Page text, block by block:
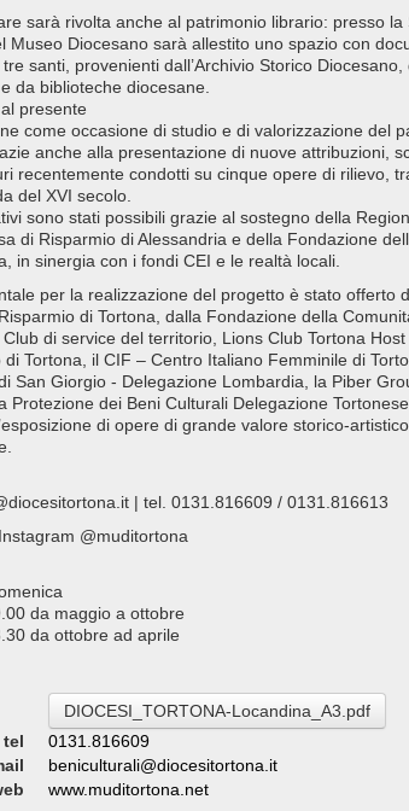
sarà rivolta anche al patrimonio librario: presso la
Museo Diocesano sarà allestito uno spazio con
santi, provenienti dall’Archivio Storico Diocesano,
da biblioteche diocesane.
presente
come occasione di studio e di valorizzazione del
anche alla presentazione di nuove attribuzioni,
recentemente condotti su cinque opere di rilievo,
del XVI secolo.
sono stati possibili grazie al sostegno della
di Risparmio di Alessandria e della Fondazione
in sinergia con i fondi CEI e le realtà locali.
per la realizzazione del progetto è stato offerto
di Tortona, dalla Fondazione della
di service del territorio, Lions Club Tortona
Tortona, il CIF – Centro Italiano Femminile di
San Giorgio - Delegazione Lombardia, la Piber
Protezione dei Beni Culturali Delegazione
di opere di grande valore storico-
| tel. 0131.816609 / 0131.816613
@muditortona
da maggio a ottobre
da ottobre ad aprile
DIOCESI_TORTONA-Locandina_A3.pdf
tel
0131.816609
beniculturali@diocesitortona.it
www.muditortona.net